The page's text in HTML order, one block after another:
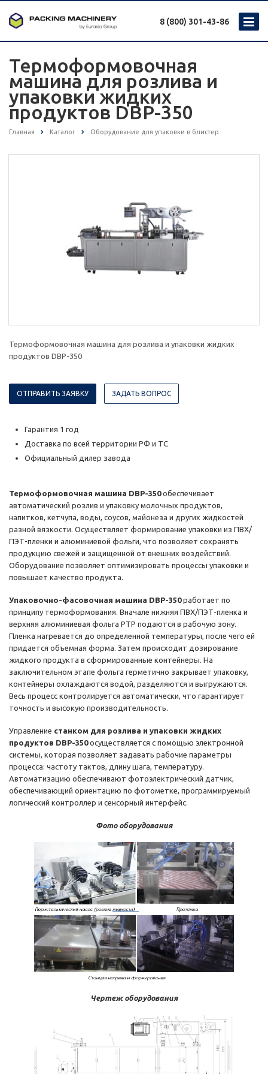
8 (800) 301-43-86
Термоформовочная
машина для розлива и
упаковки жидких
продуктов DBP-350
Главная Каталог Оборудование для упаковки в блистер
Термоформовочная машина для розлива и упаковки жидких
продуктов DBP-350
ОТПРАВИТЬ ЗАЯВКУ ЗАДАТЬ ВОПРОС
Гарантия 1 год
Доставка по всей территории РФ и ТС
Официальный дилер завода
Термоформовочная машина DBP-350обеспечивает
автоматический розлив и упаковку молочных продуктов,
напитков, кетчупа, воды, соусов, майонеза и других жидкостей
разной вязкости. Осуществляет формирование упаковки из ПВХ/
ПЭТ-пленки и алюминиевой фольги, что позволяет сохранять
продукцию свежей и защищенной от внешних воздействий.
Оборудование позволяет оптимизировать процессы упаковки и
повышает качество продукта.
Упаковочно-фасовочная машина DBP-350работает по
принципу термоформования. Вначале нижняя ПВХ/ПЭТ-пленка и
верхняя алюминиевая фольга РТР подаются в рабочую зону.
Пленка нагревается до определенной температуры, после чего ей
придается объемная форма. Затем происходит дозирование
жидкого продукта в сформированные контейнеры. На
заключительном этапе фольга герметично закрывает упаковку,
контейнеры охлаждаются водой, разделяются и выгружаются.
Весь процесс контролируется автоматически, что гарантирует
точность и высокую производительность.
Управление станком для розлива и упаковки жидких
продуктов DBP-350осуществляется с помощью электронной
системы, которая позволяет задавать рабочие параметры
процесса: частоту тактов, длину шага, температуру.
Автоматизацию обеспечивают фотоэлектрический датчик,
обеспечивающий ориентацию по фотометке, программируемый
логический контроллер и сенсорный интерфейс.
Фото оборудования
Чертеж оборудования